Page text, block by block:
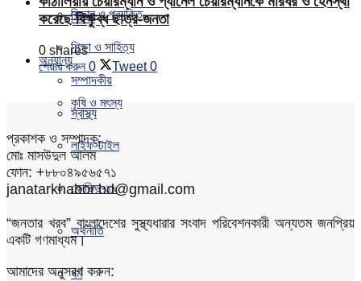
বিজ্ঞান ও প্রযুক্তি
শিক্ষা ও সাহিত্য
সম্পাদকীয়
স্বাস্থ্য
সিলেট
অন্যান্য
কৃষি ও মৎস্য
লাইফস্টাইল
কোভিড-১৯
অর্থনীতি
ধর্ম
করেছে বিক্ষুব্ধ ছাত্র-জনতা
0 shares
শেয়ার করুন 0 Tweet 0
প্রকাশক ও সম্পাদক:
মোঃ মাসউদুল আলম
ফোন: +৮৮০৪৯৫৬৫৭১
janatarkhabor.bd@gmail.com
“জনতার খরব” বাংলাদেশের সুস্থ্যধারার সংবাদ পরিবেশনকারী অন্যতম জনপ্রিয়
একটি গণমাধ্যম।
আমাদের অনুসরণ করুন: